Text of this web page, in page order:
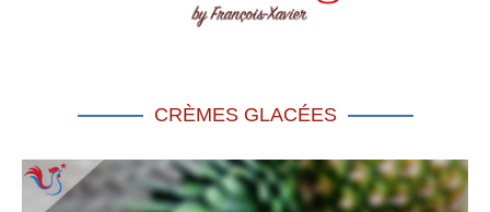
CRÈMES GLACÉES